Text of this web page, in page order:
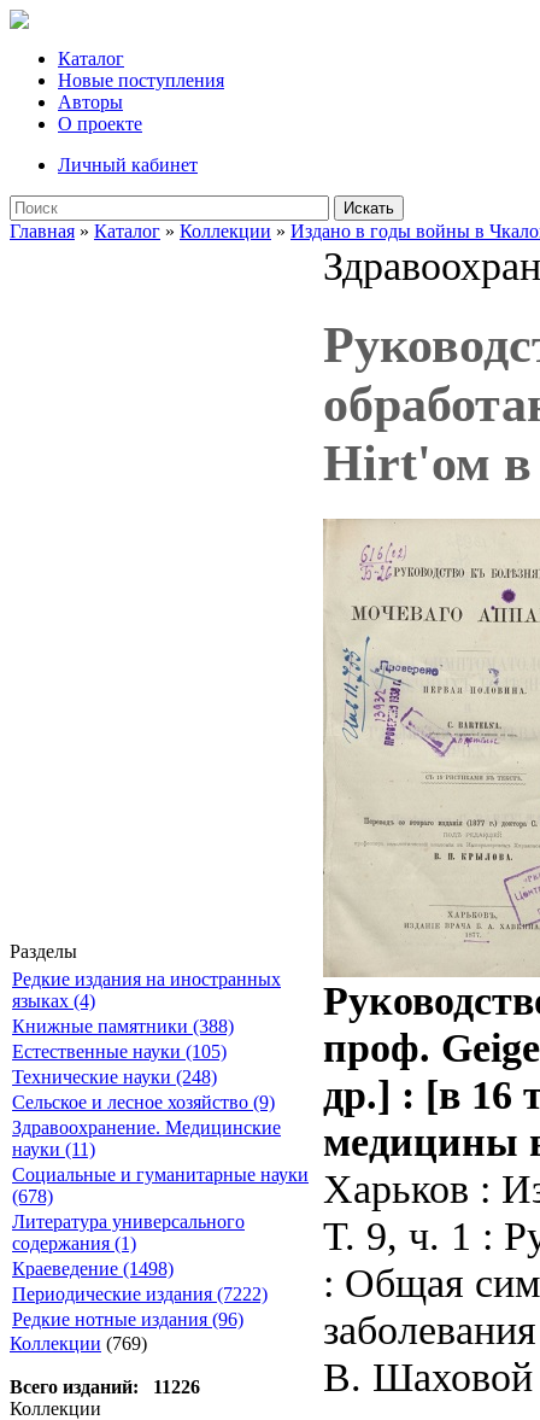
Каталог
Новые поступления
Авторы
О проекте
Личный кабинет
Искать
Главная » Каталог » Коллекции » Издано в годы войны в
Разделы
Редкие издания на иностранных
языках (4)
Книжные памятники (388)
Естественные науки (105)
Технические науки (248)
Сельское и лесное хозяйство (9)
Здравоохранение. Медицинские
науки (11)
Социальные и гуманитарные науки
(678)
Литература универсального
содержания (1)
Краеведение (1498)
Периодические издания (7222)
Редкие нотные издания (96)
Коллекции (769)
Всего изданий: 11226
Коллекции
Hirt'ом в
проф.
др.] : [в 16
медицины
Харьков :
Т. 9, ч. 1 :
: Общая
В. Шаховой